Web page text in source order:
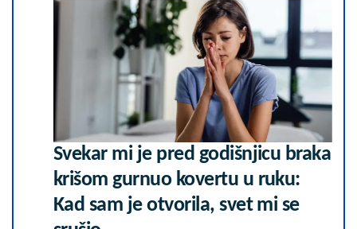
Svekar mi je pred godišnjicu braka
krišom gurnuo kovertu u ruku:
Kad sam je otvorila, svet mi se